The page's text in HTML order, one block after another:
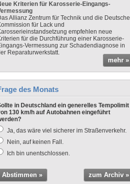
Kriterien für Karosserie-Eingangs-
Allianz Zentrum für Technik und die Deutsche
für Lack und
empfehlen neue
für die Durchführung einer Karosserie-
Vermessung zur Schadendiagnose in
Reparaturwerkstatt.
mehr »
des Monats
in Deutschland ein generelles Tempolimit
130 km/h auf Autobahnen eingeführt
Ja, das wäre viel sicherer im Straßenverkehr.
Nein, auf keinen Fall.
Ich bin unentschlossen.
Abstimmen » zum Archiv »